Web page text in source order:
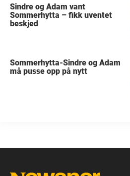
Sindre og Adam vant
Sommerhytta – fikk uventet
beskjed
Sommerhytta-Sindre og Adam
må pusse opp på nytt